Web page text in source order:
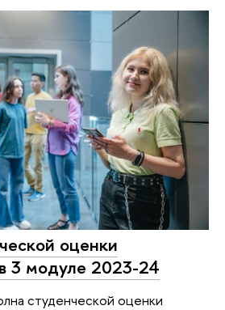
оценки
3 модуле 2023-24
студенческой оценки